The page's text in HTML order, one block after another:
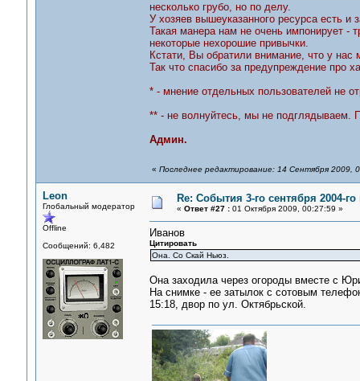
несколько грубо, но по делу.
У хозяев вышеуказанного ресурса есть
Такая манера нам не очень импонирует -
некоторые нехорошие привычки.
Кстати, Вы обратили внимание, что у нас
Так что спасибо за предупреждение про
* - мнение отдельных пользователей не
** - не волнуйтесь, мы не подглядываем.
Админ.
« Последнее редактирование: 14 Сентября 2009,
Leon
Глобальный модератор
Offline
Сообщений: 6,482
Re: События 3-го сентября 2004-
« Ответ #27 :01 Октября 2009, 00:27:59 »
Иванов
Цитировать
Она. Со Скай Ньюз.
Она заходила через огороды вместе с
На снимке - ее затылок с сотовым
15:18, двор по ул. Октябрьской.